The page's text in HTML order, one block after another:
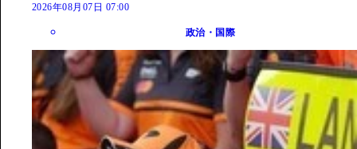
2026年08月07日 07:00
政治・国際